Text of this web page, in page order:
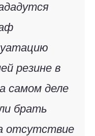
резине в
самом деле
брать
отсутствие